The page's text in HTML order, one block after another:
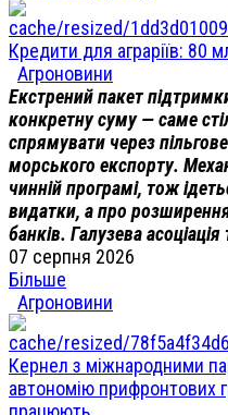
Кредити для аграріїв: 80
Агроновини
Екстрений пакет
конкретну суму — саме
спрямувати через
морського експорту.
чинній програмі, тож
видатки, а про
банків. Галузева
07 серпня 2026
Більше
Агроновини
Кернел з міжнародними
автономію прифронтових